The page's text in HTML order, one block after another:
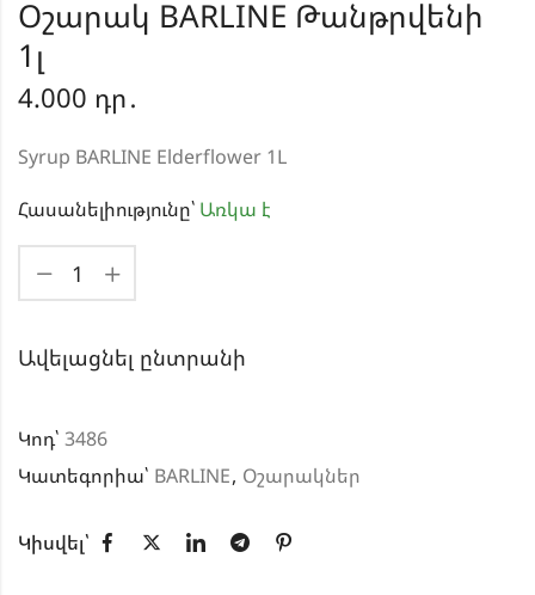
Օշարակ BARLINE Թանթրվենի
1լ
4.000 դր․
Syrup BARLINE Elderflower 1L
Հասանելիությունը՝ Առկա է
Ավելացնել ընտրանի
Կոդ՝ 3486
Կատեգորիա՝ BARLINE, Օշարակներ
Կիսվել՝